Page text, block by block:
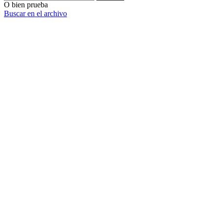
O bien prueba
Buscar en el archivo